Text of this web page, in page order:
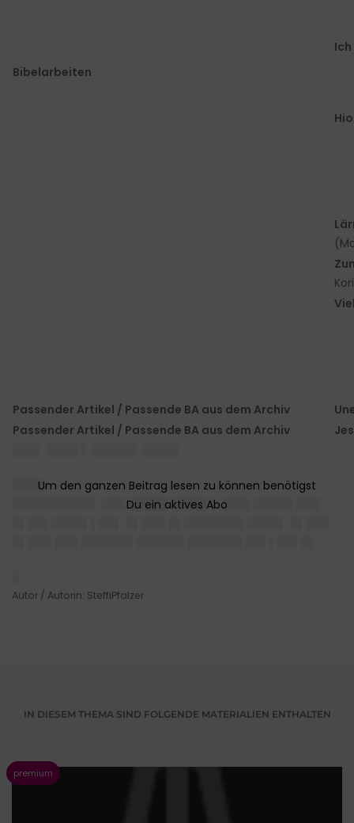
Bibelarbeiten
Passender Artikel / Passende BA aus dem Archiv
Passender Artikel / Passende BA aus dem Archiv
████
██████████▌ ███ █████ ████▌▌ ███▌█████ ███
Autor / Autorin: SteffiPfalzer
IN DIESEM THEMA SIND FOLGENDE MATERIALIEN ENTHALTEN